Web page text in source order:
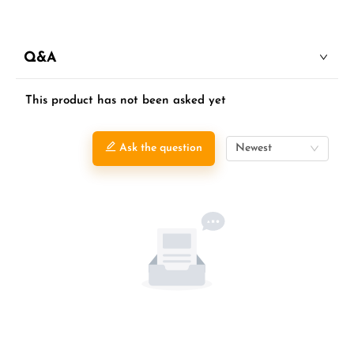
Q&A
This product has not been asked yet
Ask the question Newest